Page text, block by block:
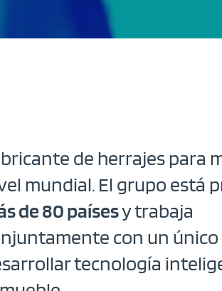
de herrajes para
mundial. El grupo está
de 80 paísesy trabaja
con un
tecnología